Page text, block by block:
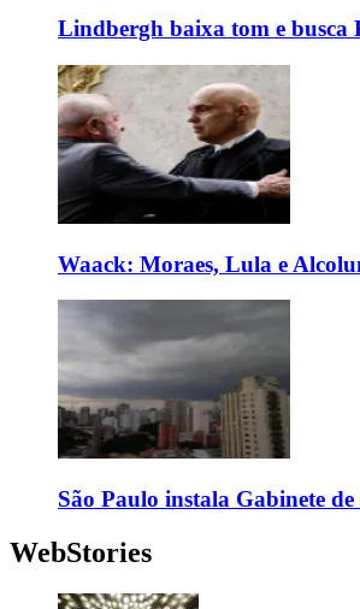
Lindbergh baixa tom e busca
Waack: Moraes, Lula e
São Paulo instala Gabinete
WebStories